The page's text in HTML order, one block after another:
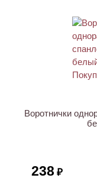
Воротнички
238 ₽